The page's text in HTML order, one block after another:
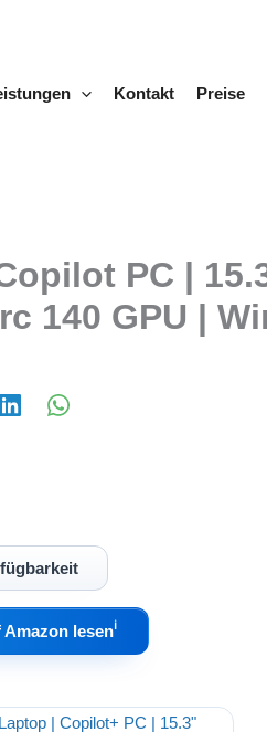
Kontakt Preise
PC |
140 GPU |
lesenℹ︎